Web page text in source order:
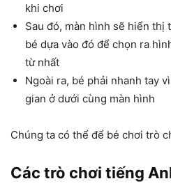
khi chơi
Sau đó, màn hình sẽ hiển thị
bé dựa vào đó để chọn ra
từ nhất
Ngoài ra, bé phải nhanh tay
gian ở dưới cùng màn hình
Chúng ta có thể để bé chơi trò
Các trò chơi tiếng